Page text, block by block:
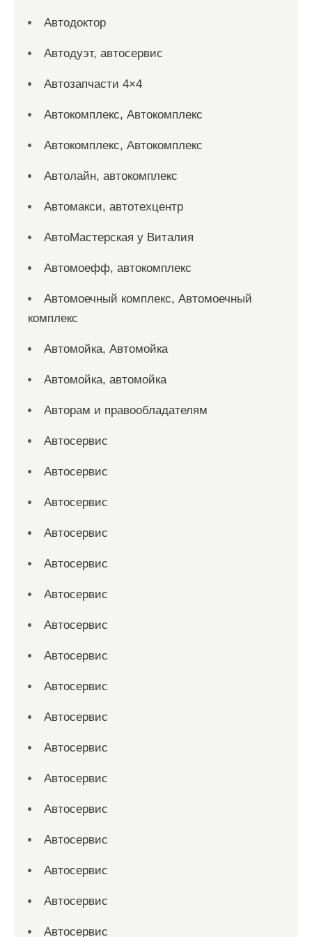
Автодоктор
Автодуэт, автосервис
Автозапчасти 4×4
Автокомплекс, Автокомплекс
Автокомплекс, Автокомплекс
Автолайн, автокомплекс
Автомакси, автотехцентр
АвтоМастерская у Виталия
Автомоефф, автокомплекс
Автомоечный комплекс, Автомоечный
комплекс
Автомойка, Автомойка
Автомойка, автомойка
Авторам и правообладателям
Автосервис
Автосервис
Автосервис
Автосервис
Автосервис
Автосервис
Автосервис
Автосервис
Автосервис
Автосервис
Автосервис
Автосервис
Автосервис
Автосервис
Автосервис
Автосервис
Автосервис